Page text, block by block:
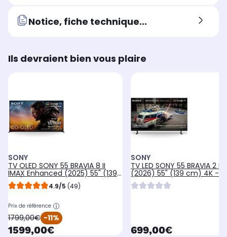
Notice, fiche technique...
Ils devraient bien vous plaire
SONY
TV OLED SONY 55 BRAVIA 8 II
IMAX Enhanced (2025) 55" (139
cm) - Google TV
4.9/5 (49)
Prix de référence
oldPrice
1799,00€ -11%
currentPrice
1599,00€
SONY
TV LED SONY 55 BRAVIA 2 II
(2026) 55" (139 cm) 4K -
Google TV
currentPrice
699,00€